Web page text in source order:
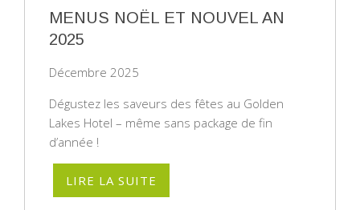
MENUS NOËL ET NOUVEL AN
2025
Décembre 2025
Dégustez les saveurs des fêtes au Golden
Lakes Hotel – même sans package de fin
d’année !
LIRE LA SUITE